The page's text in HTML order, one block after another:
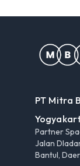
PT Mitra
Partner
Jalan
Bantul,